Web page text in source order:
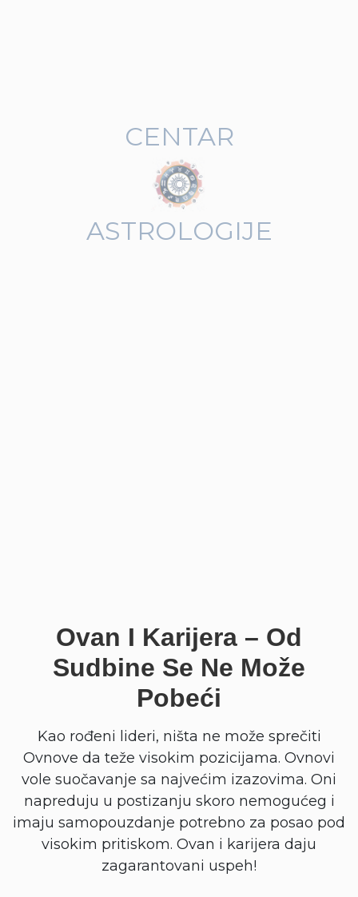
CENTAR
ASTROLOGIJE
Ovan I Karijera – Od
Sudbine Se Ne Može
Pobeći
Kao rođeni lideri, ništa ne može sprečiti
Ovnove da teže visokim pozicijama. Ovnovi
vole suočavanje sa najvećim izazovima. Oni
napreduju u postizanju skoro nemogućeg i
imaju samopouzdanje potrebno za posao pod
visokim pritiskom. Ovan i karijera daju
zagarantovani uspeh!